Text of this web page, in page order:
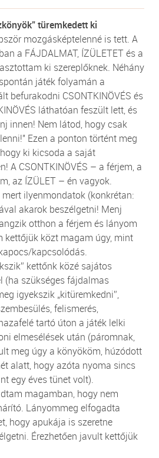
türemkedett ki
mozgásképtelenné is tett. A
a FÁJDALMAT, ÍZÜLETET és a
ki szereplőknek. Néhány
játék folyamán a
befurakodni CSONTKINÖVÉS és
láthatóan feszült lett, és
innen! Nem látod, hogy csak
Ezen a ponton történt meg
ki kicsoda a saját
A CSONTKINÖVÉS – a férjem, a
az ÍZÜLET – én vagyok.
ilyenmondatok (konkrétan:
akarok beszélgetni! Menj
otthon a férjem és lányom
kettőjük közt magam úgy, mint
kapcsolódás.
kettőnk közé sajátos
(ha szükséges fájdalmas
igyekszik „kitüremkedni”,
felismerés,
tartó úton a játék lelki
elmesélések után (páromnak,
meg úgy a könyököm, húzódott
alatt, hogy azóta nyoma sincs
egy éves tünet volt).
magamban, hogy nem
Lányommeg elfogadta
hogy apukája is szeretne
Érezhetően javult kettőjük